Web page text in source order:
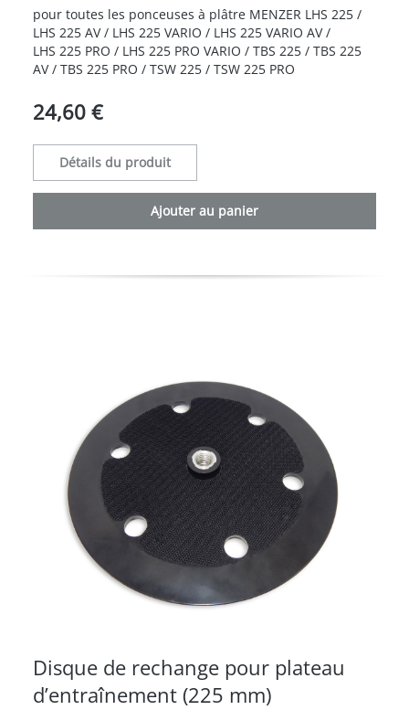
pour toutes les ponceuses à plâtre MENZER LHS 225 /
LHS 225 AV / LHS 225 VARIO / LHS 225 VARIO AV /
LHS 225 PRO / LHS 225 PRO VARIO / TBS 225 / TBS 225
AV / TBS 225 PRO / TSW 225 / TSW 225 PRO
24,60 €
Détails du produit
Ajouter au panier
Disque de rechange pour plateau
d’entraînement (225 mm)